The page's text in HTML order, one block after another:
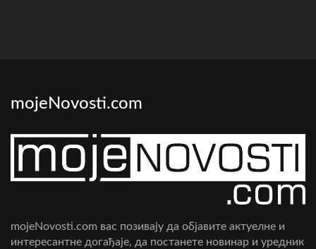
mojeNovosti.com
mojeNovosti.com вас позивају да објавите актуелне и
интересантне догађаје, да постанете новинар и уредник